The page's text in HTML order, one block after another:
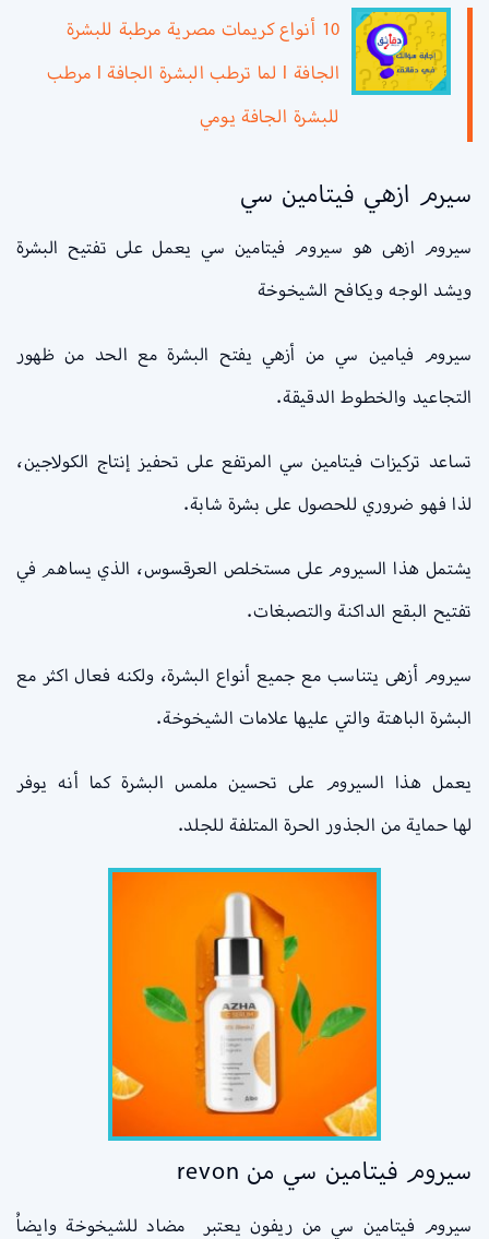
10 أنواع كريمات مصرية مرطبة للبشرة
الجافة l لما ترطب البشرة الجافة l مرطب
للبشرة الجافة يومي
سيرم ازهي فيتامين سي
سيروم ازهى هو سيروم فيتامين سي يعمل على تفتيح البشرة
ويشد الوجه ويكافح الشيخوخة
سيروم فيامين سي من أزهي يفتح البشرة مع الحد من ظهور
التجاعيد والخطوط الدقيقة.
تساعد تركيزات فيتامين سي المرتفع على تحفيز إنتاج الكولاجين،
لذا فهو ضروري للحصول على بشرة شابة.
يشتمل هذا السيروم على مستخلص العرقسوس، الذي يساهم في
تفتيح البقع الداكنة والتصبغات.
سيروم أزهى يتناسب مع جميع أنواع البشرة، ولكنه فعال اكثر مع
البشرة الباهتة والتي عليها علامات الشيخوخة.
يعمل هذا السيروم على تحسين ملمس البشرة كما أنه يوفر
لها حماية من الجذور الحرة المتلفة للجلد.
سيروم فيتامين سي من revon
سيروم فيتامين سي من ريفون يعتبر مضاد للشيخوخة وايضاُ